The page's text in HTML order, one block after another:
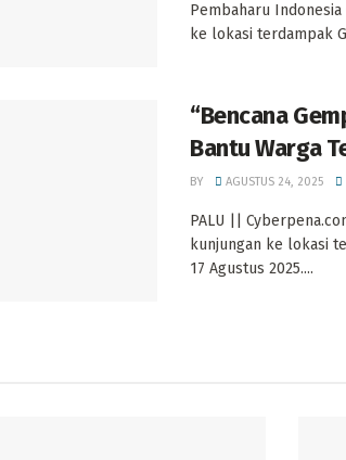
Pembaharu Indonesia
ke lokasi terdampak
“Bencana
Bantu Warga
BY AGUSTUS 24, 2025
PALU ||
kunjungan ke lokasi
17 Agustus 2025....